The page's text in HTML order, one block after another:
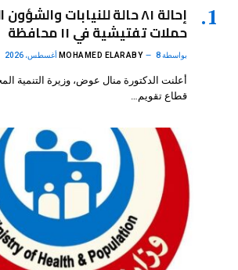
إحالة ٨١ حالة للنيابات
حملات تفتيشية في ١١ محافظة
بواسطة MOHAMED ELARABY 8 أغسطس، 2026
أعلنت الدكتورة منال عوض، وزيرة التنمية
قطاع تقويم…